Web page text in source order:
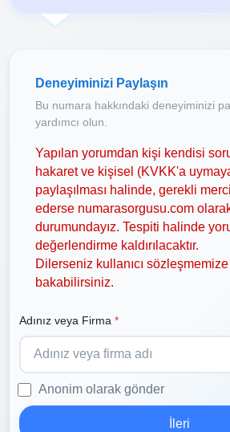
Deneyiminizi Paylaşın
Bu numara hakkındaki deneyiminizi
yardımcı olun.
Yapılan yorumdan kişi kendisi
hakaret ve kişisel (KVKK'a
paylaşılması halinde, gerekli
ederse numarasorgusu.com
durumundayız. Tespiti halinde
değerlendirme kaldırılacaktır.
Dilerseniz kullanıcı
bakabilirsiniz.
Adınız veya Firma *
Anonim olarak gönder
İleri